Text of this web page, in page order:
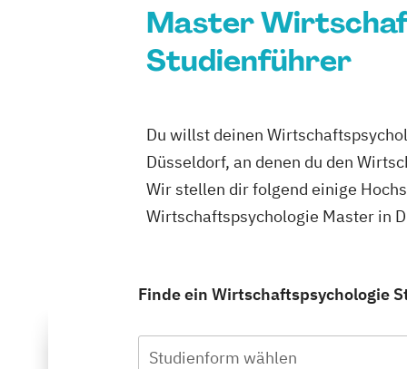
Master
Studienführer
Du willst deinen
Düsseldorf, an denen du den
Wir stellen dir folgend einige
Wirtschaftspsychologie Master in
Finde ein Wirtschaftspsychologie
Studienform wählen